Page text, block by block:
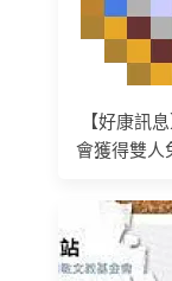
【好康訊
會獲得雙